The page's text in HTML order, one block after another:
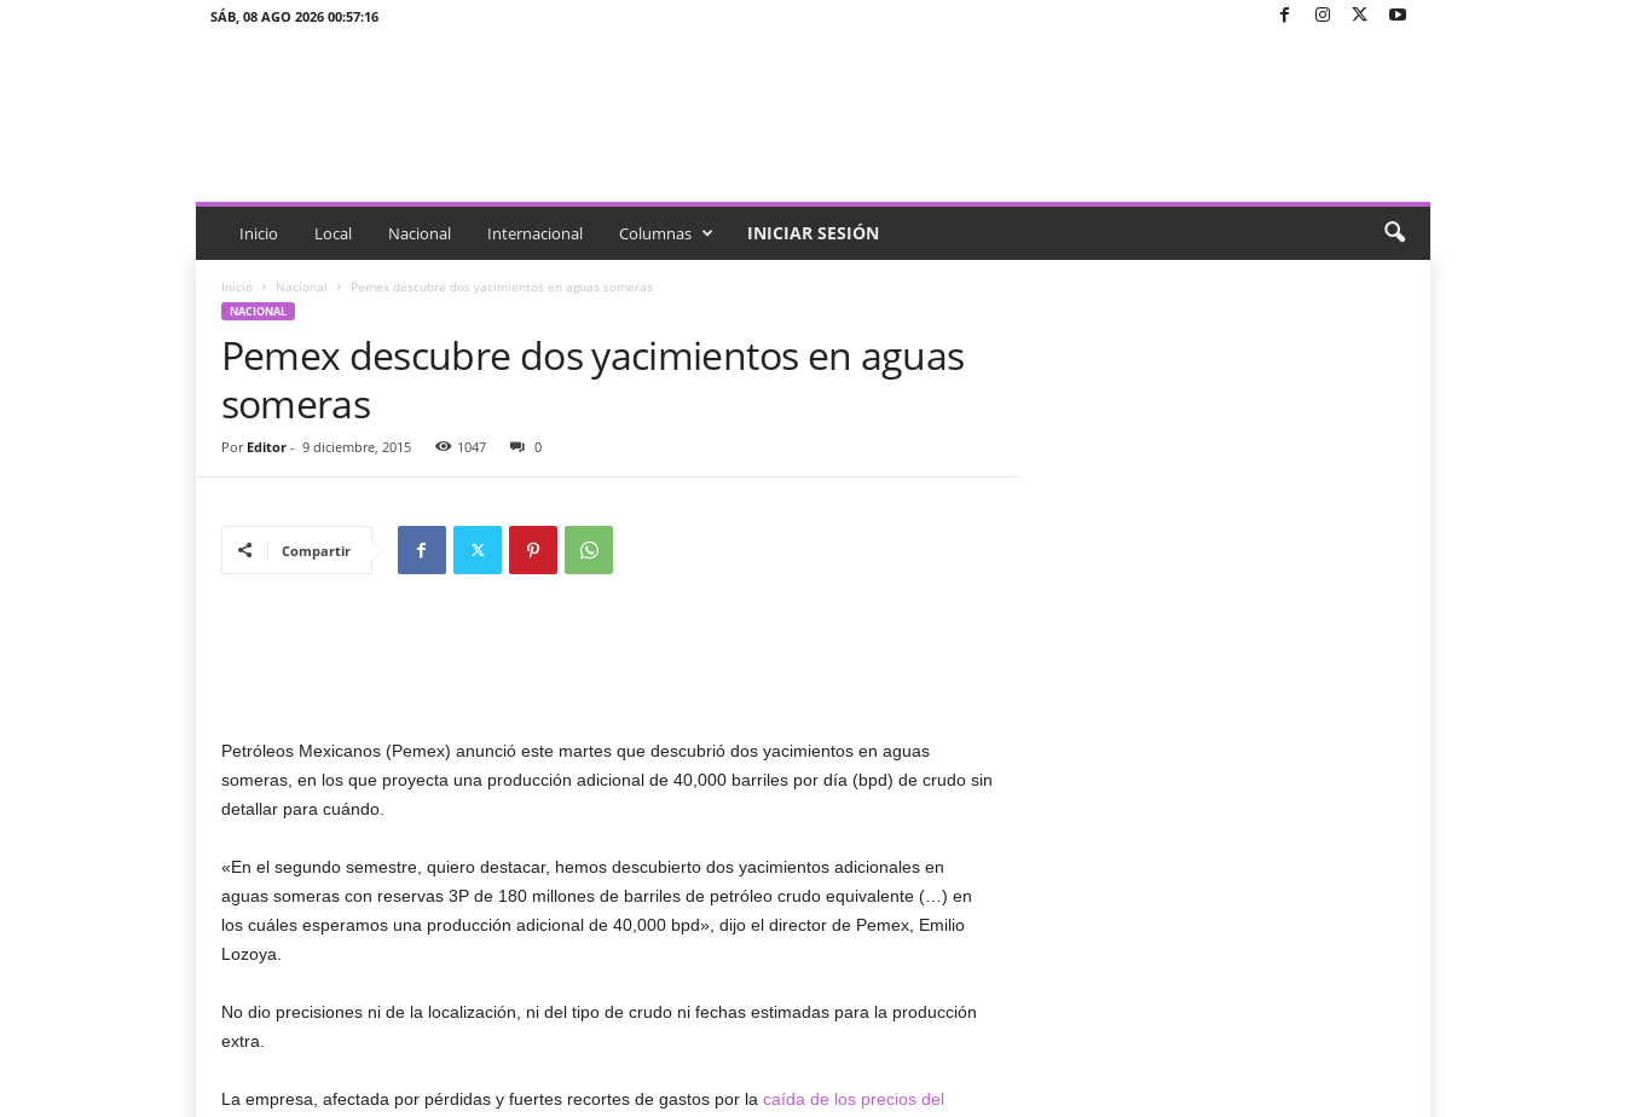
SÁB, 08 AGO 2026 00:57:16
c
a
Inicio Local Nacional Internacional Columnas INICIAR SESIÓN
Inicio Nacional Pemex descubre dos yacimientos en aguas someras
NACIONAL
Pemex descubre dos yacimientos en aguas
someras
Por Editor- 9 diciembre, 2015 1047 0
Compartir
Petróleos Mexicanos (Pemex) anunció este martes que descubrió dos yacimientos en aguas
someras, en los que proyecta una producción adicional de 40,000 barriles por día (bpd) de crudo sin
detallar para cuándo.
«En el segundo semestre, quiero destacar, hemos descubierto dos yacimientos adicionales en
aguas someras con reservas 3P de 180 millones de barriles de petróleo crudo equivalente (…) en
los cuáles esperamos una producción adicional de 40,000 bpd», dijo el director de Pemex, Emilio
Lozoya.
No dio precisiones ni de la localización, ni del tipo de crudo ni fechas estimadas para la producción
extra.
La empresa, afectada por pérdidas y fuertes recortes de gastos por la caída de los precios del